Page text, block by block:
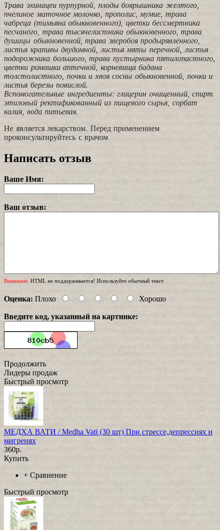
Трава эхинацеи пурпурной, плоды боярышника желтого,
пчелиное маточное молочко, прополис, мумие, трава
чабреца (тимьяна обыкновенного), цветки бессмертника
песчаного, трава тысячелистника обыкновенного, трава
душицы обыкновенной, трава зверобоя продырявленного,
листья крапивы двудомной, листья мяты перечной, листья
подорожника большого, трава пустырника пятилопастного,
цветки ромашки аптечной, корневища бадана
толстолистного, почки и хвоя сосны обыкновенной, почки и
листья березы повислой.
Вспомогательные ингредиенты: глицерин очищенный, спирт
этиловый ректификованный из пищевого сырья, сорбат
калия, вода питьевая.
Не является лекарством. Перед применением
проконсультируйтесь с врачом
Написать отзыв
Ваше Имя:
Ваш отзыв:
Внимание: HTML не поддерживается! Используйте обычный текст.
Оценка: Плохо Хорошо
Введите код, указанный на картинке:
Продолжить
Лидеры продаж
Быстрый просмотр
МЕДХА ВАТИ / Medha Vati (30 шт) При стрессе,депрессиях и
мигренях
360р.
Купить
+ Сравнение
Быстрый просмотр